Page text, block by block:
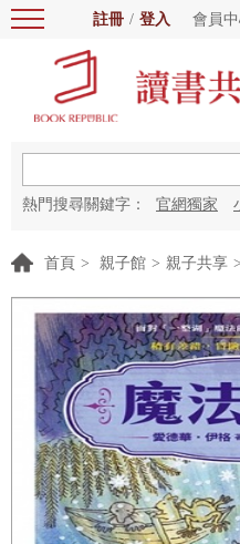
註冊 / 登入 會員
熱門搜尋關鍵字： 官網獨家
首頁 > 親子館 > 親子共享 >